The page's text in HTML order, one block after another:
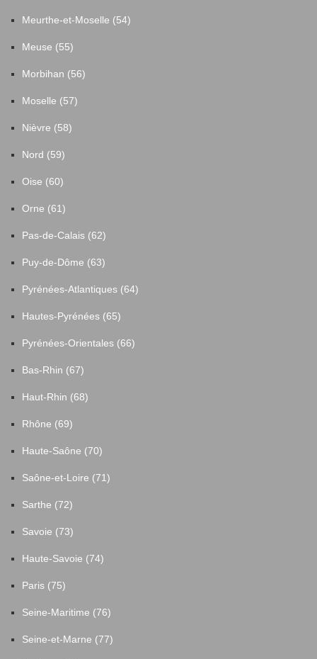
Meurthe-et-Moselle (54)
Meuse (55)
Morbihan (56)
Moselle (57)
Nièvre (58)
Nord (59)
Oise (60)
Orne (61)
Pas-de-Calais (62)
Puy-de-Dôme (63)
Pyrénées-Atlantiques (64)
Hautes-Pyrénées (65)
Pyrénées-Orientales (66)
Bas-Rhin (67)
Haut-Rhin (68)
Rhône (69)
Haute-Saône (70)
Saône-et-Loire (71)
Sarthe (72)
Savoie (73)
Haute-Savoie (74)
Paris (75)
Seine-Maritime (76)
Seine-et-Marne (77)